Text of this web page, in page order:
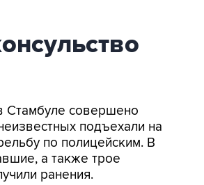
Стамбуле совершено
подъехали на
по полицейским. В
а также трое
ранения.